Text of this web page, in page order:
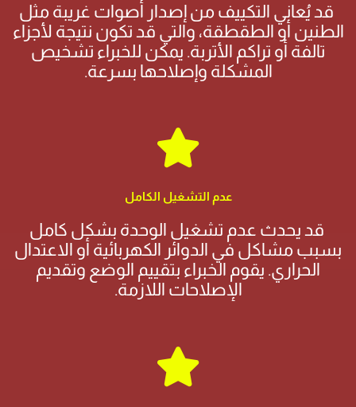
قد يُعاني التكييف من إصدار أصوات غريبة مثل
الطنين أو الطقطقة، والتي قد تكون نتيجة لأجزاء
تالفة أو تراكم الأتربة. يمكن للخبراء تشخيص
المشكلة وإصلاحها بسرعة.
عدم التشغيل الكامل
قد يحدث عدم تشغيل الوحدة بشكل كامل
بسبب مشاكل في الدوائر الكهربائية أو الاعتدال
الحراري. يقوم الخبراء بتقييم الوضع وتقديم
الإصلاحات اللازمة.